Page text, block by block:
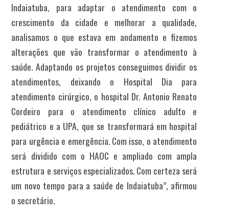
Indaiatuba, para adaptar o atendimento com o
crescimento da cidade e melhorar a qualidade,
analisamos o que estava em andamento e fizemos
alterações que vão transformar o atendimento à
saúde. Adaptando os projetos conseguimos dividir os
atendimentos, deixando o Hospital Dia para
atendimento cirúrgico, o hospital Dr. Antonio Renato
Cordeiro para o atendimento clínico adulto e
pediátrico e a UPA, que se transformará em hospital
para urgência e emergência. Com isso, o atendimento
será dividido com o HAOC e ampliado com ampla
estrutura e serviços especializados. Com certeza será
um novo tempo para a saúde de Indaiatuba”, afirmou
o secretário.